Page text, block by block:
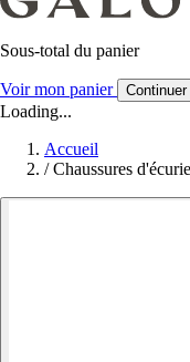
Sous-total du panier
Voir mon panier
Loading...
Accueil
/ Chaussures